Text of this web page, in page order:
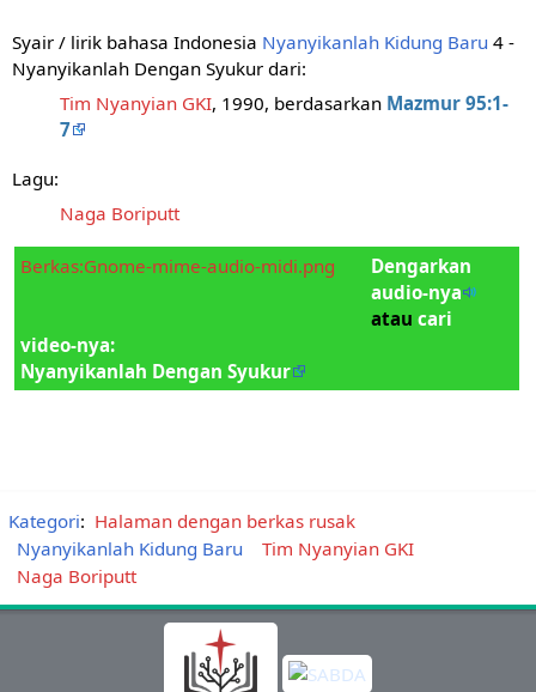
Syair / lirik bahasa Indonesia Nyanyikanlah Kidung Baru 4 -
Nyanyikanlah Dengan Syukur dari:
Tim Nyanyian GKI, 1990, berdasarkan Mazmur 95:1-
7
Lagu:
Naga Boriputt
Berkas:Gnome-mime-audio-midi.png
Dengarkan
audio-nya
ataucari
video-nya:
Nyanyikanlah Dengan Syukur
Kategori: Halaman dengan berkas rusak
Nyanyikanlah Kidung Baru
Tim Nyanyian GKI
Naga Boriputt